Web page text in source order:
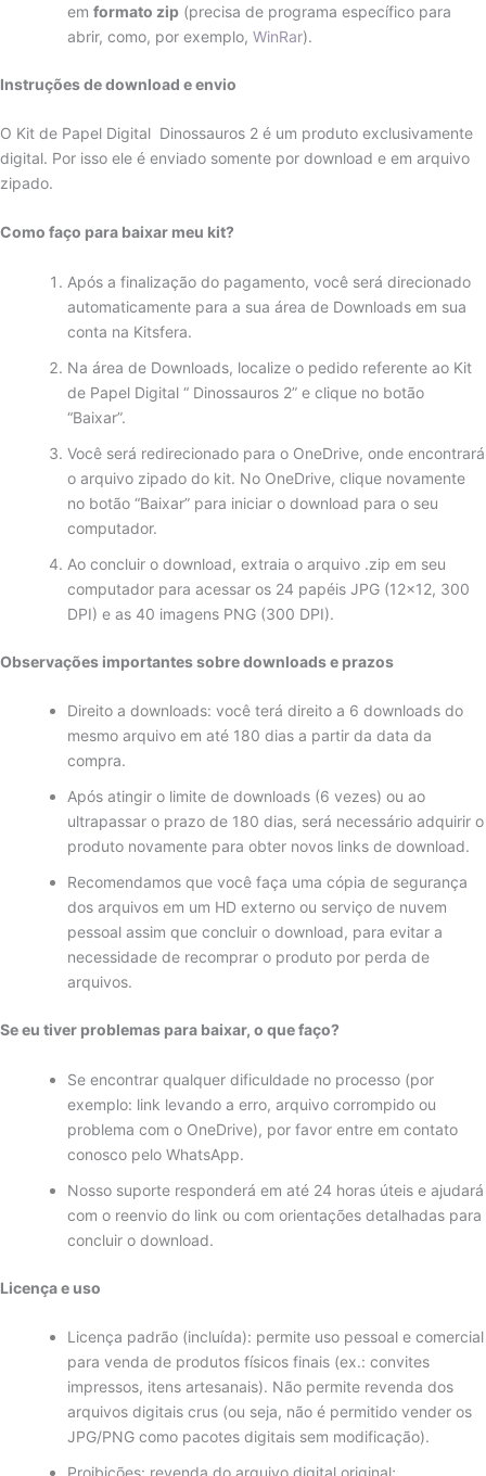
em formato zip (precisa de programa específico para
abrir, como, por exemplo, WinRar).
Instruções de download e envio
O Kit de Papel Digital Dinossauros 2 é um produto exclusivamente
digital. Por isso ele é enviado somente por download e em arquivo
zipado.
Como faço para baixar meu kit?
Após a finalização do pagamento, você será direcionado
automaticamente para a sua área de Downloads em sua
conta na Kitsfera.
Na área de Downloads, localize o pedido referente ao Kit
de Papel Digital “ Dinossauros 2” e clique no botão
“Baixar”.
Você será redirecionado para o OneDrive, onde encontrará
o arquivo zipado do kit. No OneDrive, clique novamente
no botão “Baixar” para iniciar o download para o seu
computador.
Ao concluir o download, extraia o arquivo .zip em seu
computador para acessar os 24 papéis JPG (12×12, 300
DPI) e as 40 imagens PNG (300 DPI).
Observações importantes sobre downloads e prazos
Direito a downloads: você terá direito a 6 downloads do
mesmo arquivo em até 180 dias a partir da data da
compra.
Após atingir o limite de downloads (6 vezes) ou ao
ultrapassar o prazo de 180 dias, será necessário adquirir o
produto novamente para obter novos links de download.
Recomendamos que você faça uma cópia de segurança
dos arquivos em um HD externo ou serviço de nuvem
pessoal assim que concluir o download, para evitar a
necessidade de recomprar o produto por perda de
arquivos.
Se eu tiver problemas para baixar, o que faço?
Se encontrar qualquer dificuldade no processo (por
exemplo: link levando a erro, arquivo corrompido ou
problema com o OneDrive), por favor entre em contato
conosco pelo WhatsApp.
Nosso suporte responderá em até 24 horas úteis e ajudará
com o reenvio do link ou com orientações detalhadas para
concluir o download.
Licença e uso
Licença padrão (incluída): permite uso pessoal e comercial
para venda de produtos físicos finais (ex.: convites
impressos, itens artesanais). Não permite revenda dos
arquivos digitais crus (ou seja, não é permitido vender os
JPG/PNG como pacotes digitais sem modificação).
Proibições: revenda do arquivo digital original;